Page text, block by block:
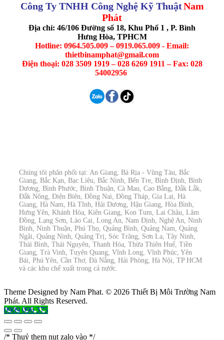
Công Ty TNHH Công Nghệ Kỹ ThuậtNam
Phát
Địa chỉ: 46/106 Đường số 18, Khu Phố 1 , P. Bình
Hưng Hòa, TPHCM
Hotline: 0964.505.009 – 0919.065.009 - Email:
thietbinamphat@gmail.com
Điện thoại: 028 3509 1919 – 028 6269 1911 – Fax: 028
54002956
Chúng tôi phân phối tại: An Giang, Bà Rịa - Vũng Tàu, Bắc
Giang, Bắc Kạn, Bạc Liêu, Bắc Ninh, Bến Tre, Bình Định, Bình
Dương, Bình Phước, Bình Thuận, Cà Mau, Cao Bằng, Đắk Lắk,
Đắk Nông, Điện Biên, Đồng Nai, Đồng Tháp, Gia Lai, Hà
Giang, Hà Nam, Hà Tĩnh, Hải Dương, Hậu Giang, Hòa Bình,
Hưng Yên, Khánh Hòa, Kiên Giang, Kon Tum, Lai Châu, Lâm
Đồng, Lạng Sơn, Lào Cai, Long An, Nam Định, Nghệ An, Ninh
Bình, Ninh Thuận, Phú Thọ, Quảng Bình, Quảng Nam, Quảng
Ngãi, Quảng Ninh, Quảng Trị, Sóc Trăng, Sơn La, Tây Ninh,
Thái Bình, Thái Nguyên, Thanh Hóa, Thừa Thiên Huế, Tiền
Giang, Trà Vinh, Tuyên Quang, Vĩnh Long, Vĩnh Phúc, Yên
Bái, Phú Yên, Cần Thơ, Đà Nẵng, Hải Phòng, Hà Nội, TP HCM
và các khu chế xuất trong cả nước.
Theme Designed by Nam Phat. © 2026 Thiết Bị Môi Trường Nam
Phát. All Rights Reserved.
0909 096 375
/* Thuỷ them nut zalo vào */